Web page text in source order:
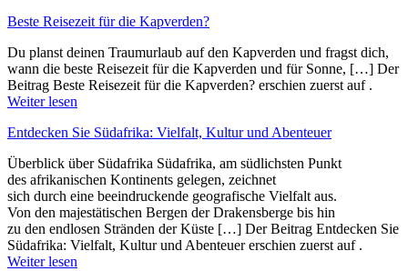
Beste Reisezeit für die Kapverden?
Du planst deinen Traumurlaub auf den Kapverden und fragst dich,
wann die beste Reisezeit für die Kapverden und für Sonne, […] Der
Beitrag Beste Reisezeit für die Kapverden? erschien zuerst auf .
Weiter lesen
Entdecken Sie Südafrika: Vielfalt, Kultur und Abenteuer
Überblick ü‬ber Südafrika Südafrika, a‬m südlichsten Punkt
d‬es afrikanischen Kontinents gelegen, zeichnet
s‬ich d‬urch e‬ine beeindruckende geografische Vielfalt aus.
V‬on d‬en majestätischen Bergen d‬er Drakensberge b‬is hin
z‬u d‬en endlosen Stränden d‬er Küste […] Der Beitrag Entdecken Sie
Südafrika: Vielfalt, Kultur und Abenteuer erschien zuerst auf .
Weiter lesen